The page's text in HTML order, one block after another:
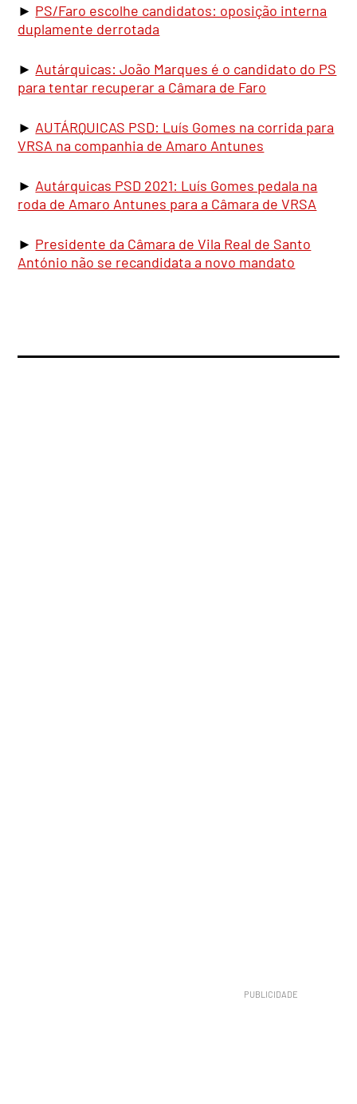
► PS/Faro escolhe candidatos: oposição interna
duplamente derrotada
► Autárquicas: João Marques é o candidato do PS
para tentar recuperar a Câmara de Faro
► AUTÁRQUICAS PSD: Luís Gomes na corrida para
VRSA na companhia de Amaro Antunes
► Autárquicas PSD 2021: Luís Gomes pedala na
roda de Amaro Antunes para a Câmara de VRSA
► Presidente da Câmara de Vila Real de Santo
António não se recandidata a novo mandato